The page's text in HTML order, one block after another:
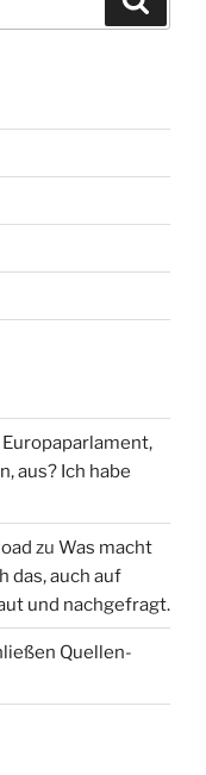
aus? Ich habe
zu Was macht
das, auch auf
und nachgefragt.
Quellen-